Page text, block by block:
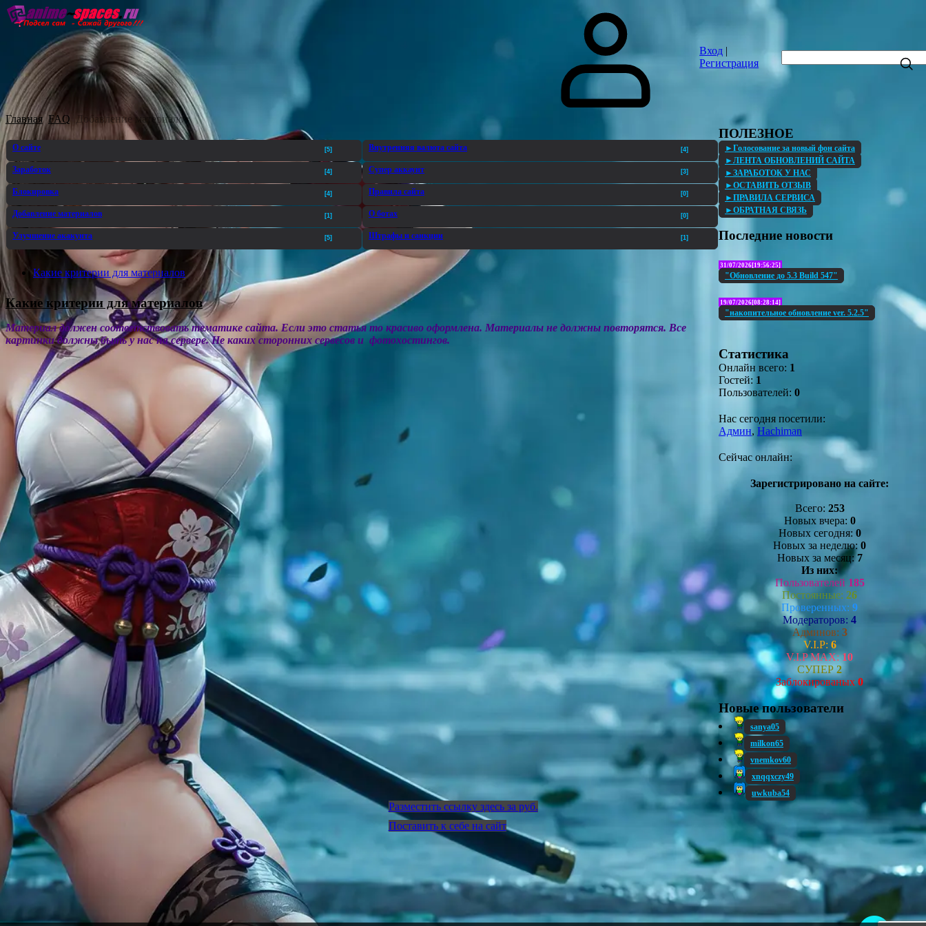
Онгоинги
Вход |
Регистрация
Главная FAQ Добавление материалов
О сайте [5] Внутренняя валюта сайта [4]
Заработок [4] Супер аккаунт [3]
Блокировка [4] Правила сайта [0]
Добавление материалов [1] О ботах [0]
Улучшение акакунта [5] Штрафы и санкции [1]
Какие критерии для материалов
Какие критерии для материалов
Материал должен соответствовать тематике сайта. Если это статья то красиво оформлена. Материалы не должны повторятся. Все
картинки должны быть у нас на сервере. Не каких сторонних сервесов и фотохостингов.
ПОЛЕЗНОЕ
►Голосование за новый фон сайта
►ЛЕНТА ОБНОВЛЕНИЙ САЙТА
►ЗАРАБОТОК У НАС
►ОСТАВИТЬ ОТЗЫВ
►ПРАВИЛА СЕРВИСА
►ОБРАТНАЯ СВЯЗЬ
Последние новости
31/07/2026[19:56:25]
"Обновление до 5.3 Build 547"
19/07/2026[08:28:14]
"накопительное обновление ver. 5.2.5"
Статистика
Онлайн всего: 1
Гостей: 1
Пользователей: 0
Нас сегодня посетили:
Админ, Hachiman
Сейчас онлайн:
Зарегистрировано на сайте:
Всего: 253
Новых вчера: 0
Новых сегодня: 0
Новых за неделю: 0
Новых за месяц:7
Из них:
Пользователей 185
Постоянные: 26
Проверенных: 9
Модераторов: 4
Админов: 3
V.I.P: 6
V.I.P MAX:10
СУПЕР 2
Заблокированых 0
Новые пользователи
sanya05
milkon65
vnemkov60
xnqqxczy49
uwkuba54
Разместить ссылку здесь за руб.
Поставить к себе на сайт